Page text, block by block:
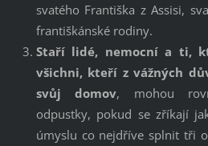
svatého Františka z Assisi,
františkánské rodiny.
Staří lidé, nemocní a ti,
všichni, kteří z vážných
svůj domov, mohou
odpustky, pokud se zříkají
úmyslu co nejdříve splnit tři